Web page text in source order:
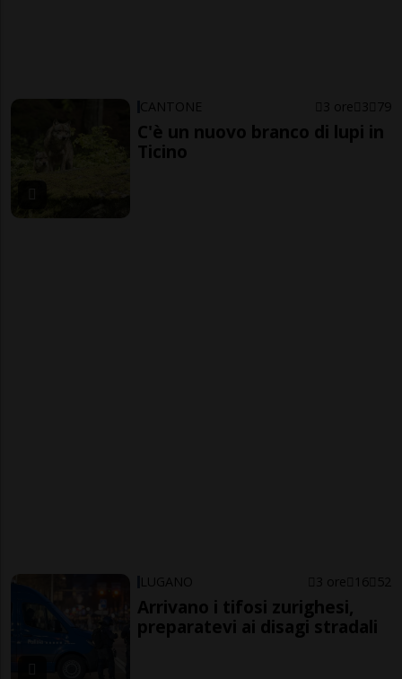
CANTONE 3 ore 3 79
C'è un nuovo branco di lupi in
Ticino
LUGANO 3 ore 16 52
Arrivano i tifosi zurighesi,
preparatevi ai disagi stradali